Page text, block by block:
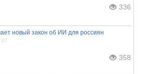
336
новый закон об ИИ для россиян
358